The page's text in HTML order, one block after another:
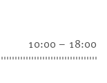
10:00 – 18:00